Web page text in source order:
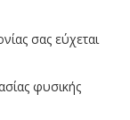
σας εύχεται
φυσικής